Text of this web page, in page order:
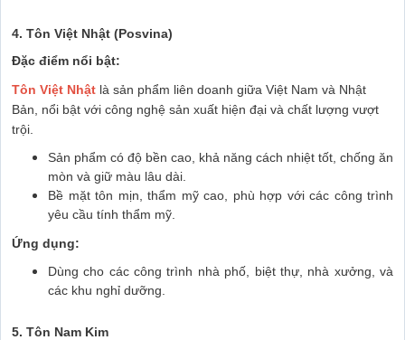
4. Tôn Việt Nhật (Posvina)
Đặc điểm nổi bật:
Tôn Việt Nhật là sản phẩm liên doanh giữa Việt Nam và Nhật
Bản, nổi bật với công nghệ sản xuất hiện đại và chất lượng vượt
trội.
Sản phẩm có độ bền cao, khả năng cách nhiệt tốt, chống ăn
mòn và giữ màu lâu dài.
Bề mặt tôn mịn, thẩm mỹ cao, phù hợp với các công trình
yêu cầu tính thẩm mỹ.
Ứng dụng:
Dùng cho các công trình nhà phố, biệt thự, nhà xưởng, và
các khu nghỉ dưỡng.
5. Tôn Nam Kim